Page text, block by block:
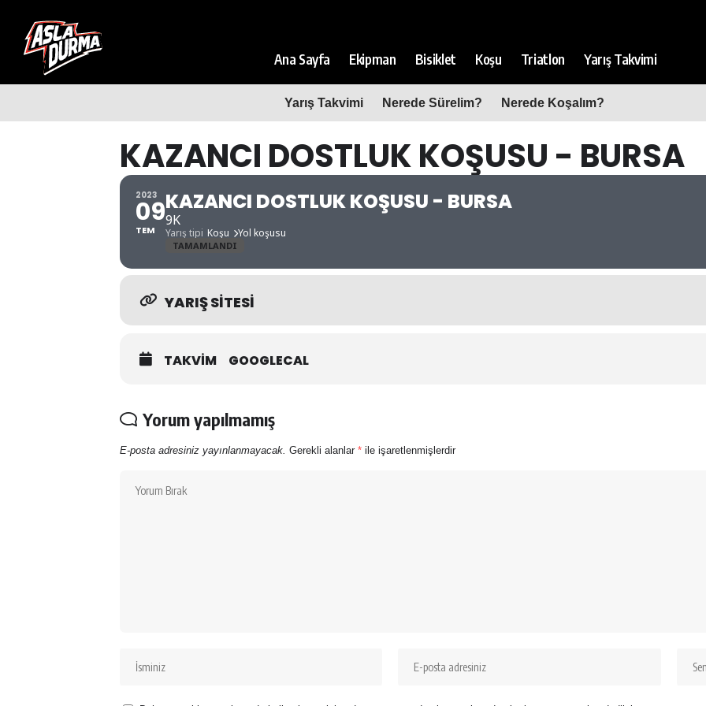
Ana Sayfa Ekipman Bisiklet Koşu Triatlon Yarış Takvimi
Yarış Takvimi Nerede Sürelim? Nerede Koşalım?
KAZANCI DOSTLUK KOŞUSU - BURSA
2023
09
TEM
KAZANCI DOSTLUK KOŞUSU - BURSA
9K
Yarış tipi Koşu Yol koşusu
TAMAMLANDI
YARIŞ SITESI
TAKVIM GOOGLECAL
Yorum yapılmamış
E-posta adresiniz yayınlanmayacak. Gerekli alanlar * ile işaretlenmişlerdir